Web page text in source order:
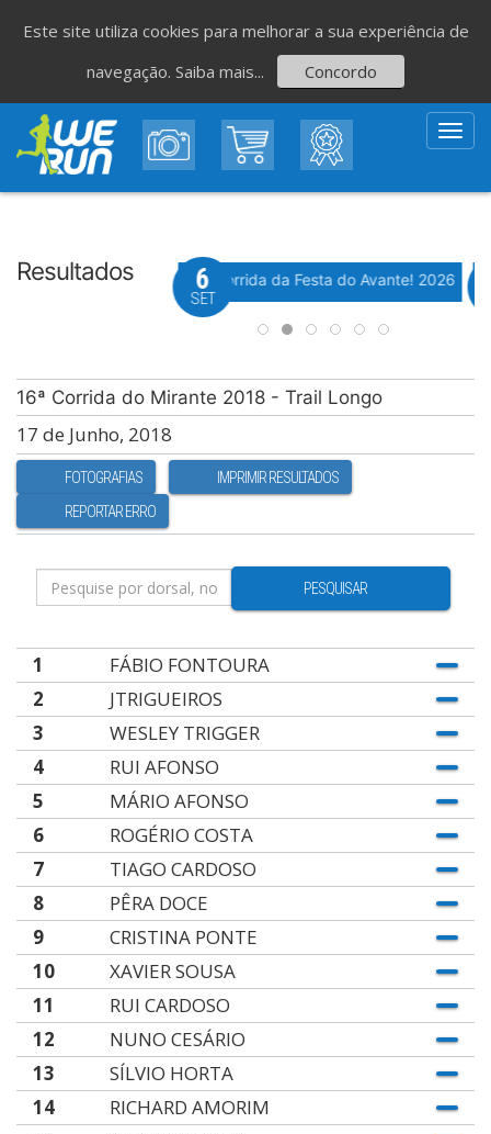
Resultados
de São Romão Evento WeTiming
37ª Corrida da Festa do Avante! 2026
6
SET
16ª Corrida do Mirante 2018 - Trail Longo
17 de Junho, 2018
FOTOGRAFIAS
IMPRIMIR RESULTADOS
REPORTAR ERRO
PESQUISAR
1
FÁBIO FONTOURA
2
JTRIGUEIROS
3
WESLEY TRIGGER
4
RUI AFONSO
5
MÁRIO AFONSO
6
ROGÉRIO COSTA
7
TIAGO CARDOSO
8
PÊRA DOCE
9
CRISTINA PONTE
10
XAVIER SOUSA
11
RUI CARDOSO
12
NUNO CESÁRIO
13
SÍLVIO HORTA
14
RICHARD AMORIM
Este site utiliza cookies para melhorar a sua experiência de
navegação. Saiba mais... Concordo